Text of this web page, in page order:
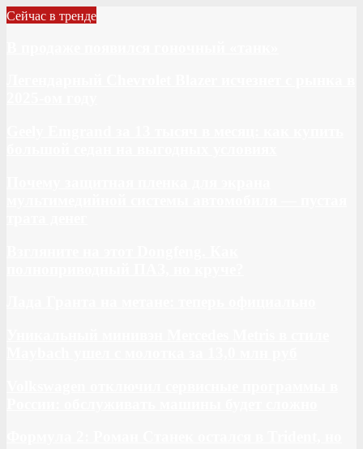
Сейчас в тренде